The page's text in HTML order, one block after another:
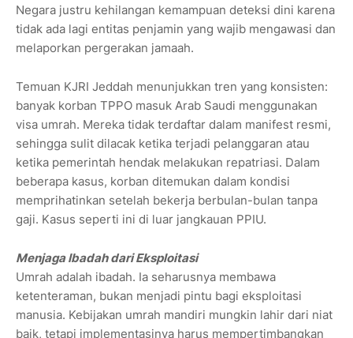
Negara justru kehilangan kemampuan deteksi dini karena
tidak ada lagi entitas penjamin yang wajib mengawasi dan
melaporkan pergerakan jamaah.
Temuan KJRI Jeddah menunjukkan tren yang konsisten:
banyak korban TPPO masuk Arab Saudi menggunakan
visa umrah. Mereka tidak terdaftar dalam manifest resmi,
sehingga sulit dilacak ketika terjadi pelanggaran atau
ketika pemerintah hendak melakukan repatriasi. Dalam
beberapa kasus, korban ditemukan dalam kondisi
memprihatinkan setelah bekerja berbulan-bulan tanpa
gaji. Kasus seperti ini di luar jangkauan PPIU.
Menjaga Ibadah dari Eksploitasi
Umrah adalah ibadah. Ia seharusnya membawa
ketenteraman, bukan menjadi pintu bagi eksploitasi
manusia. Kebijakan umrah mandiri mungkin lahir dari niat
baik, tetapi implementasinya harus mempertimbangkan